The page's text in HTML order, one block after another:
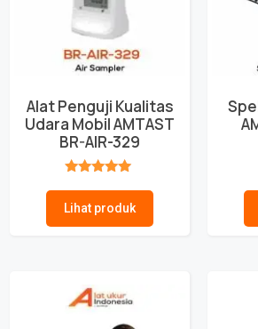
Alat Penguji Kualitas
Udara Mobil AMTAST
BR-AIR-329
Lihat produk